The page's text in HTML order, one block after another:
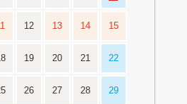
12 13 14 15
19 20 21 22
26 27 28 29